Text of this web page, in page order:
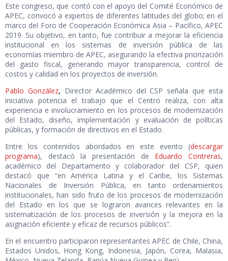
Este congreso, que contó con el apoyo del Comité Económico de
APEC, convocó a expertos de diferentes latitudes del globo; en el
marco del Foro de Cooperación Económica Asia – Pacífico, APEC
2019. Su objetivo, en tanto, fue contribuir a mejorar la eficiencia
institucional en los sistemas de inversión pública de las
economías miembro de APEC, asegurando la efectiva priorización
del gasto fiscal, generando mayor transparencia, control de
costos y calidad en los proyectos de inversión.
Pablo González, Director Académico del CSP señala que esta
iniciativa potencia el trabajo que el Centro realiza, con alta
experiencia e involucramiento en los procesos de modernización
del Estado, diseño, implementación y evaluación de políticas
públicas, y formación de directivos en el Estado.
Entre los contenidos abordados en este evento (descargar
programa), destacó la presentación de Eduardo Contreras,
académico del Departamento y colaborador del CSP, quien
destacó que “en América Latina y el Caribe, los Sistemas
Nacionales de Inversión Pública, en tanto ordenamientos
institucionales, han sido fruto de los procesos de modernización
del Estado en los que se lograron avances relevantes en la
sistematización de los procesos de inversión y la mejora en la
asignación eficiente y eficaz de recursos públicos”.
En el encuentro participaron representantes APEC de Chile, China,
Estados Unidos, Hong Kong, Indonesia, Japón, Corea, Malasia,